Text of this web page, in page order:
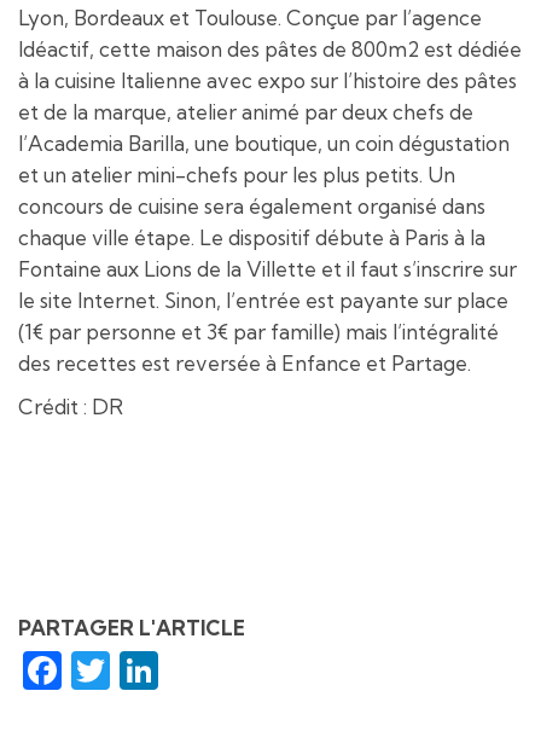
Lyon, Bordeaux et Toulouse. Conçue par l’agence
Idéactif, cette maison des pâtes de 800m2 est dédiée
à la cuisine Italienne avec expo sur l’histoire des pâtes
et de la marque, atelier animé par deux chefs de
l’Academia Barilla, une boutique, un coin dégustation
et un atelier mini-chefs pour les plus petits. Un
concours de cuisine sera également organisé dans
chaque ville étape. Le dispositif débute à Paris à la
Fontaine aux Lions de la Villette et il faut s’inscrire sur
le site Internet. Sinon, l’entrée est payante sur place
(1€ par personne et 3€ par famille) mais l’intégralité
des recettes est reversée à Enfance et Partage.
Crédit : DR
PARTAGER L'ARTICLE
Facebook
Twitter